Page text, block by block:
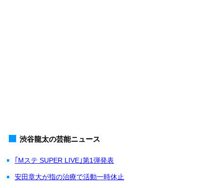
渋谷龍太の芸能ニュース
｢Mステ SUPER LIVE｣第1弾発表
安田章大が指の治療で活動一時休止